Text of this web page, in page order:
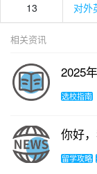
13 对外
相关资讯
2025
选校指南
你好
留学攻略